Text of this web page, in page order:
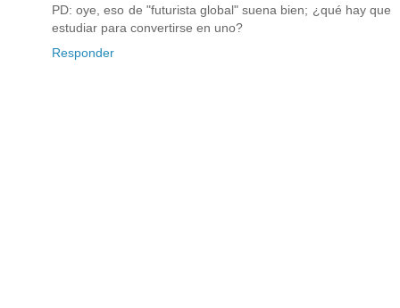
PD: oye, eso de "futurista global" suena bien; ¿qué hay que
estudiar para convertirse en uno?
Responder